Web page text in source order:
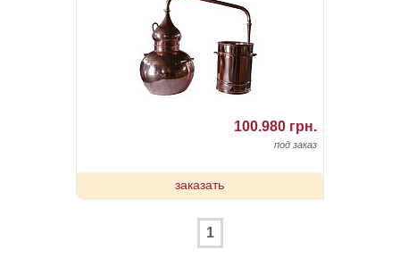
100.980 грн.
под заказ
заказать
1